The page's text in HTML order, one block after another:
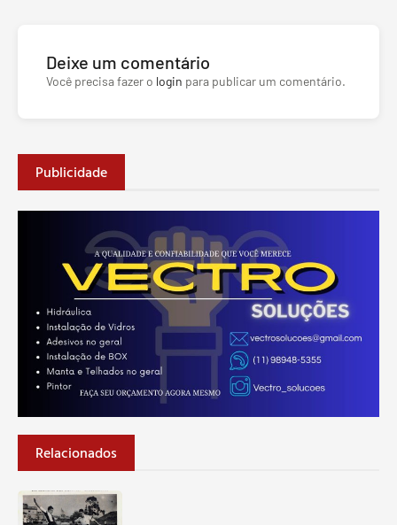
Deixe um comentário
Você precisa fazer o login para publicar um comentário.
Publicidade
Relacionados